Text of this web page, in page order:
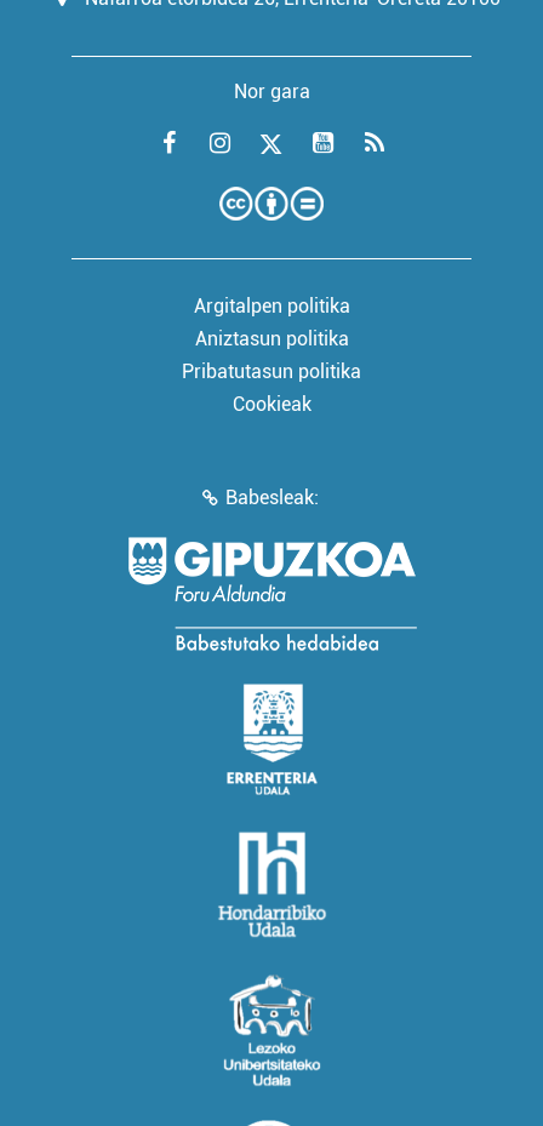
Nor gara
Argitalpen politika
Aniztasun politika
Pribatutasun politika
Cookieak
Babesleak: